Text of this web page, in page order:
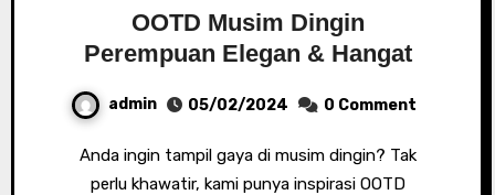
OOTD Musim Dingin
Perempuan Elegan & Hangat
admin 05/02/2024 0 Comment
Anda ingin tampil gaya di musim dingin? Tak
perlu khawatir, kami punya inspirasi OOTD